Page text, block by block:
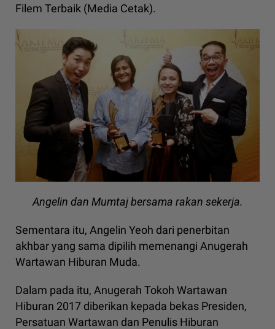
Filem Terbaik (Media Cetak).
Angelin dan Mumtaj bersama rakan sekerja.
Sementara itu, Angelin Yeoh dari penerbitan
akhbar yang sama dipilih memenangi Anugerah
Wartawan Hiburan Muda.
Dalam pada itu, Anugerah Tokoh Wartawan
Hiburan 2017 diberikan kepada bekas Presiden,
Persatuan Wartawan dan Penulis Hiburan